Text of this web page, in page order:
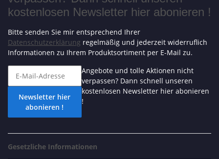
kostenlosen Newsletter hier abonieren !
Bitte senden Sie mir entsprechend Ihrer
Datenschutzerklärung regelmäßig und jederzeit widerruflich
Informationen zu Ihrem Produktsortiment per E-Mail zu.
Newsletter hier
abonieren !
Angebote und tolle Aktionen nicht
verpassen? Dann schnell unseren
kostenlosen Newsletter hier abonieren
!
Gesetzliche Informationen